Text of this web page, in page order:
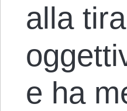
alla
e ha